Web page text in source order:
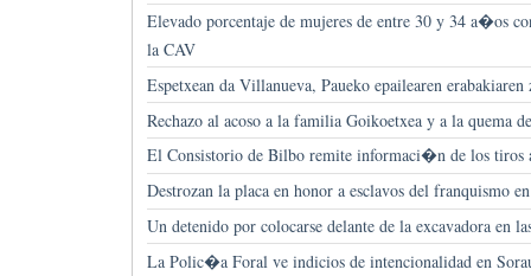
Elevado porcentaje de mujeres de entre 30 y 34 a�os
la CAV
Espetxean da Villanueva, Paueko epailearen erabakiaren
Rechazo al acoso a la familia Goikoetxea y a la quema
El Consistorio de Bilbo remite informaci�n de los tiros
Destrozan la placa en honor a esclavos del franquismo
Un detenido por colocarse delante de la excavadora en
La Polic�a Foral ve indicios de intencionalidad en